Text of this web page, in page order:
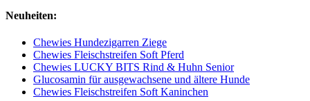
Neuheiten:
Chewies Hundezigarren Ziege
Chewies Fleischstreifen Soft Pferd
Chewies LUCKY BITS Rind & Huhn Senior
Glucosamin für ausgewachsene und ältere Hunde
Chewies Fleischstreifen Soft Kaninchen